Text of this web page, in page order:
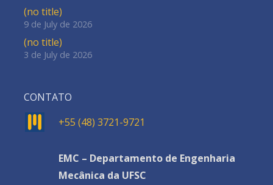
(no title)
9 de July de 2026
(no title)
3 de July de 2026
CONTATO
+55 (48) 3721-9721
EMC – Departamento de Engenharia
Mecânica da UFSC